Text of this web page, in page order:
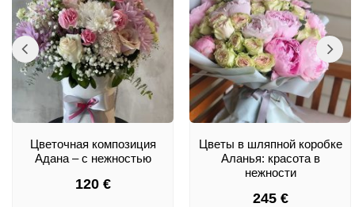
Цветочная композиция
Адана – с нежностью
120 €
Цветы в шляпной коробке
Аланья: красота в
нежности
245 €